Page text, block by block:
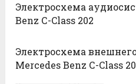
Электросхема
Benz С-Class 202
Электросхема
Mercedes Benz С-Class